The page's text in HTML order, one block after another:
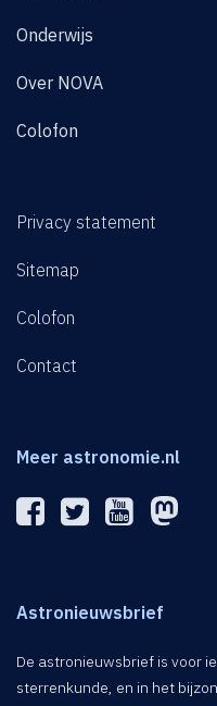
Onderwijs
Over NOVA
Colofon
Privacy statement
Sitemap
Colofon
Contact
Meer astronomie.nl
Astronieuwsbrief
De astronieuwsbrief is voor
sterrenkunde, en in het